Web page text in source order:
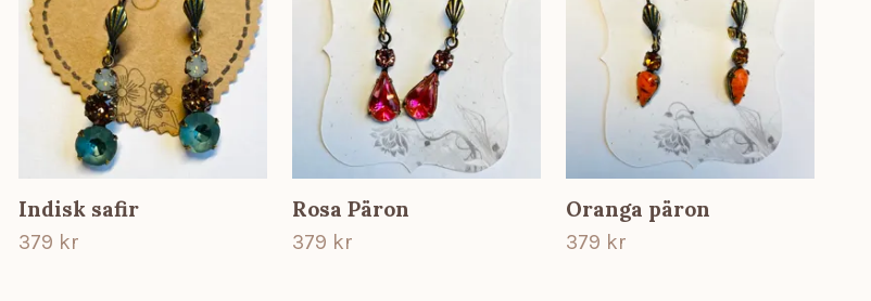
Indisk safir
379 kr
Rosa Päron
379 kr
Oranga päron
379 kr